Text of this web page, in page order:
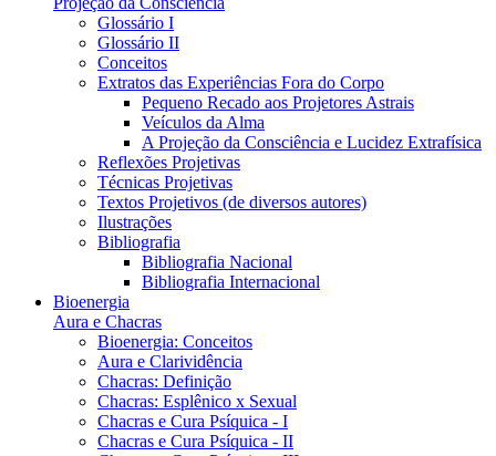
Glossário I
Glossário II
Conceitos
Extratos das Experiências Fora do Corpo
Pequeno Recado aos Projetores Astrais
Veículos da Alma
A Projeção da Consciência e Lucidez Extrafísica
Reflexões Projetivas
Técnicas Projetivas
Textos Projetivos (de diversos autores)
Ilustrações
Bibliografia
Bibliografia Nacional
Bibliografia Internacional
Bioenergia
Aura e Chacras
Bioenergia: Conceitos
Aura e Clarividência
Chacras: Definição
Chacras: Esplênico x Sexual
Chacras e Cura Psíquica - I
Chacras e Cura Psíquica - II